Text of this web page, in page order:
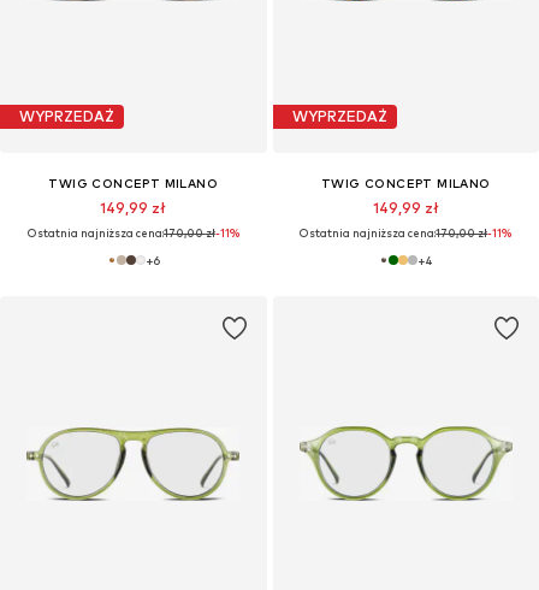
WYPRZEDAŻ
TWIG CONCEPT MILANO
149,99 zł
Ostatnia najniższa cena:170,00 zł-11%
+6
WYPRZEDAŻ
TWIG CONCEPT MILANO
149,99 zł
Ostatnia najniższa cena:170,00 zł-11%
+4